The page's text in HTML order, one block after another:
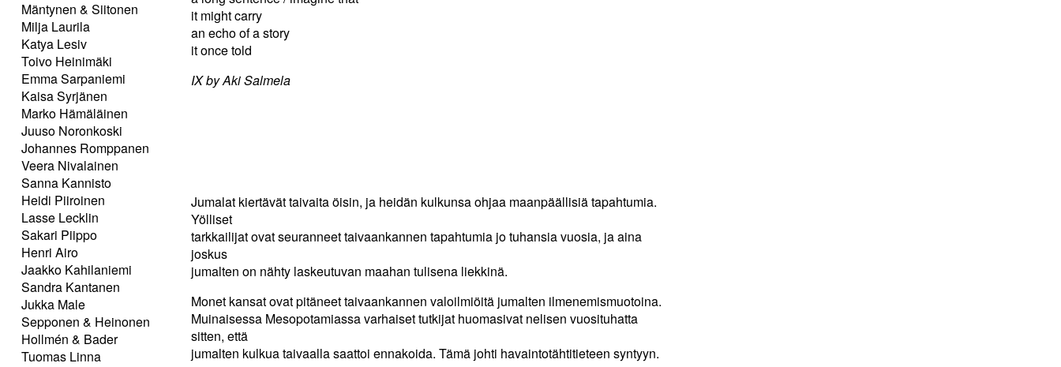
Mäntynen & Siitonen
Milja Laurila
Katya Lesiv
Toivo Heinimäki
Emma Sarpaniemi
Kaisa Syrjänen
Marko Hämäläinen
Juuso Noronkoski
Johannes Romppanen
Veera Nivalainen
Sanna Kannisto
Heidi Piiroinen
Lasse Lecklin
Sakari Piippo
Henri Airo
Jaakko Kahilaniemi
Sandra Kantanen
Jukka Male
Sepponen & Heinonen
Hollmén & Bader
Tuomas Linna
it might carry
an echo of a story
it once told
IX by Aki Salmela
Jumalat kiertävät taivaita öisin, ja heidän kulkunsa ohjaa maanpäällisiä tapahtumia.
Yölliset
tarkkailijat ovat seuranneet taivaankannen tapahtumia jo tuhansia vuosia, ja aina
joskus
jumalten on nähty laskeutuvan maahan tulisena liekkinä.
Monet kansat ovat pitäneet taivaankannen valoilmiöitä jumalten ilmenemismuotoina.
Muinaisessa Mesopotamiassa varhaiset tutkijat huomasivat nelisen vuosituhatta
sitten, että
jumalten kulkua taivaalla saattoi ennakoida. Tämä johti havaintotähtitieteen syntyyn.